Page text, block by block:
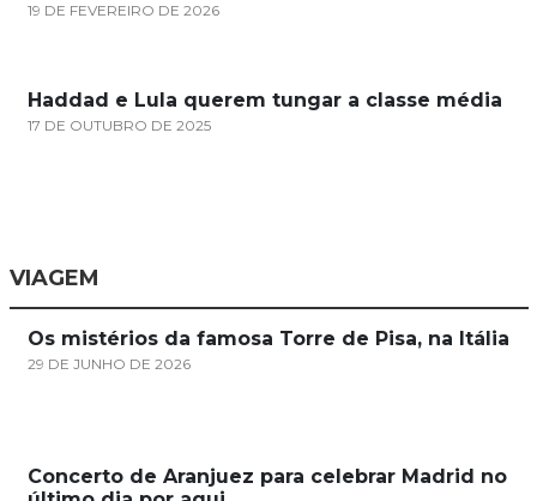
19 DE FEVEREIRO DE 2026
Haddad e Lula querem tungar a classe média
17 DE OUTUBRO DE 2025
VIAGEM
Os mistérios da famosa Torre de Pisa, na Itália
29 DE JUNHO DE 2026
Concerto de Aranjuez para celebrar Madrid no